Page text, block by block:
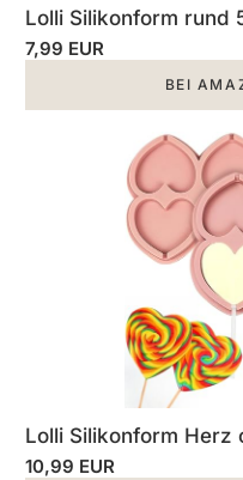
Lolli Silikonform rund
7,99 EUR
BEI
Lolli Silikonform Herz
10,99 EUR